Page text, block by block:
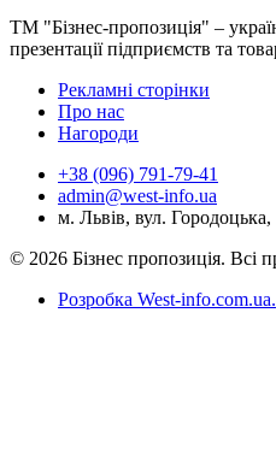
ТМ "Бізнес-пропозиція" –
презентації підприємств та
Рекламні сторінки
Про нас
Нагороди
+38 (096) 791-79-41
admin@west-info.ua
м. Львів, вул. Городоцька,
© 2026 Бізнес пропозиція. Всі
Розробка West-info.com.ua.